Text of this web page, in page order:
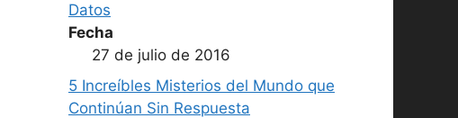
Datos
Fecha
27 de julio de 2016
5 Increíbles Misterios del Mundo que
Continúan Sin Respuesta